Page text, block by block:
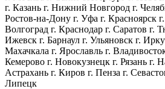
г. Казань г. Нижний Новгород г.
Ростов-на-Дону г. Уфа г. Красноярск
Волгоград г. Краснодар г. Саратов г.
Ижевск г. Барнаул г. Ульяновск г.
Махачкала г. Ярославль г.
Кемерово г. Новокузнецк г. Рязань г.
Астрахань г. Киров г. Пенза г.
Липецк